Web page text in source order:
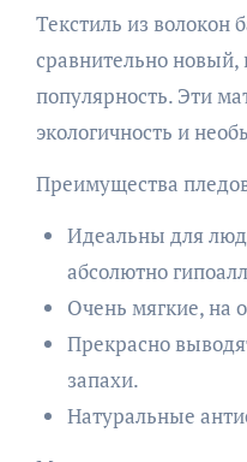
Текстиль из волокон
сравнительно новый,
популярность. Эти
экологичность и
Преимущества
Идеальны для
абсолютно
Очень мягкие, на
Прекрасно
запахи.
Натуральные